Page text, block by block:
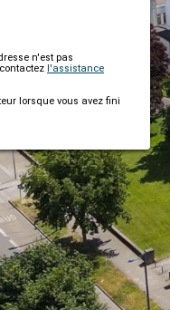
n'est pas
l'assistance
lorsque vous avez fini